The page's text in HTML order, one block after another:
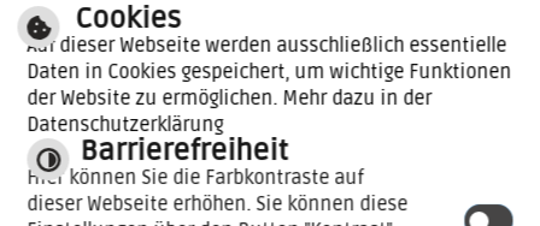
Zu den aktuellen
Öffnungszeiten
E-MAIL SCHREIBEN
Impressum|Inhalt|
Cookies
Auf dieser Webseite werden ausschließlich essentielle
Daten in Cookies gespeichert, um wichtige Funktionen
der Website zu ermöglichen. Mehr dazu in der
Datenschutzerklärung
Barrierefreiheit
Hier können Sie die Farbkontraste auf
dieser Webseite erhöhen. Sie können diese